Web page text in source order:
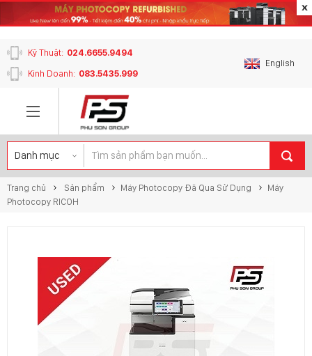
content_copy
English
Kỹ Thuật: 024.6655.9494
Kinh Doanh: 083.5435.999
Trang chủ Sản phẩm Máy Photocopy Đã Qua Sử Dụng
Máy
Photocopy RICOH